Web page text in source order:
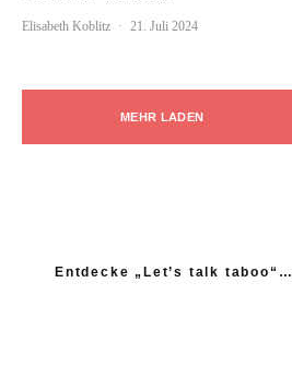
Elisabeth Koblitz · 21. Juli 2024
MEHR LADEN
Entdecke „Let’s talk taboo“…